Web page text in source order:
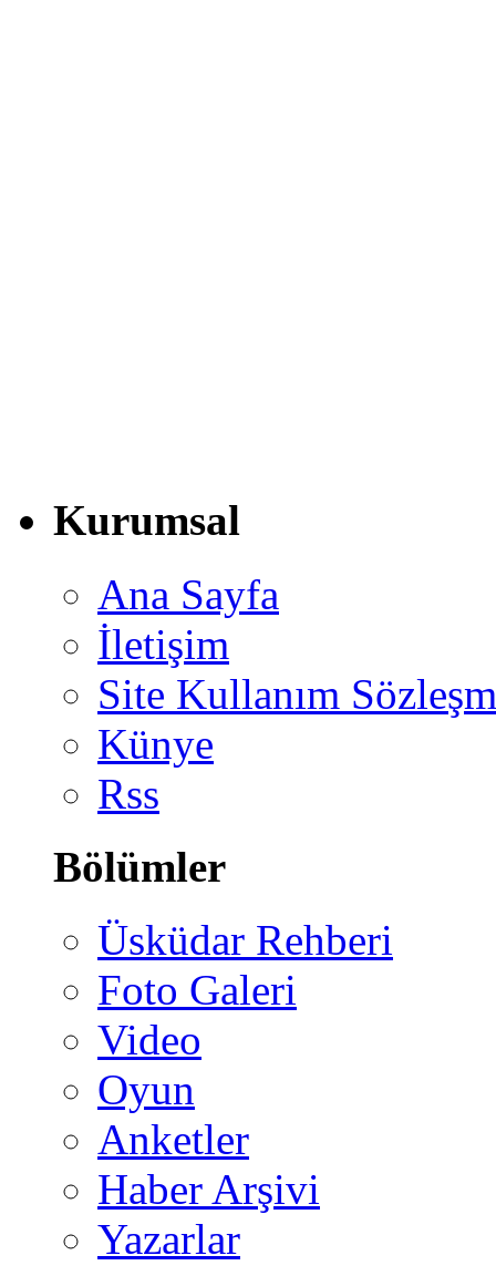
Kurumsal
Ana Sayfa
İletişim
Site Kullanım
Künye
Rss
Bölümler
Üsküdar Rehberi
Foto Galeri
Video
Oyun
Anketler
Haber Arşivi
Yazarlar